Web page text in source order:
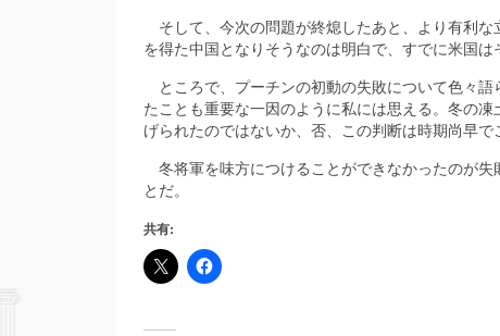
そして、今次の問題が終熄したあと、より有利
を得た中国となりそうなのは明白で、すでに米国
ところで、プーチンの初動の失敗について色々
たことも重要な一因のように私には思える。冬の
げられたのではないか、否、この判断は時期尚早で
冬将軍を味方につけることができなかったのが
とだ。
共有: